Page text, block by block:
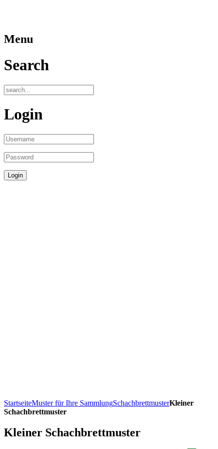
Menu
Search
Login
StartseiteMuster für Ihre SammlungSchachbrettmusterKleiner
Schachbrettmuster
Kleiner Schachbrettmuster